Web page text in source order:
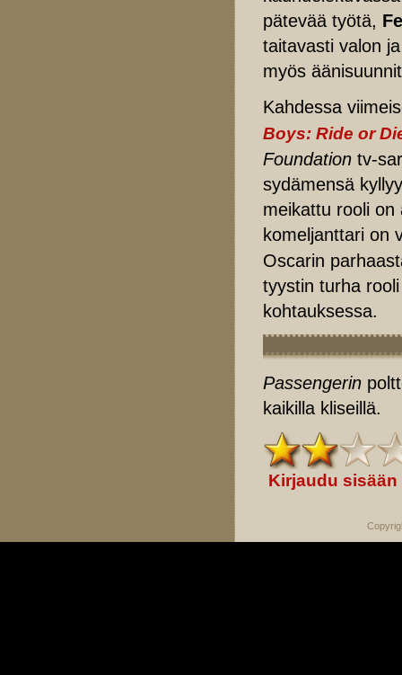
pätevää työtä,
taitavasti valon
myös
Kahdessa
Boys: Ride or
Foundation tv-
sydämensä
meikattu rooli
komeljanttari on
Oscarin
tyystin turha
kohtauksessa.
Passengerin
kaikilla kliseillä.
Kirjaudu sisään